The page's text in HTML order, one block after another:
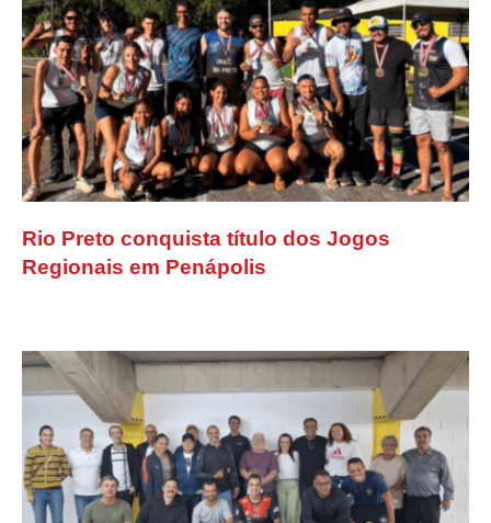
Rio Preto conquista título dos Jogos
Regionais em Penápolis